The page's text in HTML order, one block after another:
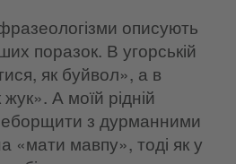
фразеологізми описують
поразок. В угорській
як буйвол», а в
А моїй рідній
з дурманними
«мати мавпу», тоді як у